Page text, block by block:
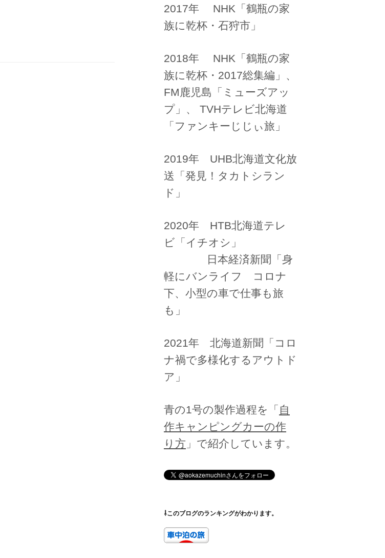
2017年 NHK「鶴瓶の家
族に乾杯・石狩市」
2018年 NHK「鶴瓶の家
族に乾杯・2017総集編」、
FM鹿児島「ミューズアッ
プ」、 TVHテレビ北海道
「ファンキーじじぃ旅」
2019年 UHB北海道文化放
送「発見！タカトシラン
ド」
2020年 HTB北海道テレ
ビ「イチオシ」
日本経済新聞「身
軽にバンライフ コロナ
下、小型の車で仕事も旅
も」
2021年 北海道新聞「コロ
ナ禍で多様化するアウトド
ア」
青の1号の製作過程を「 自
作キャンピングカーの作
り方 」で紹介しています。
⇩このブログのランキングがわかります。